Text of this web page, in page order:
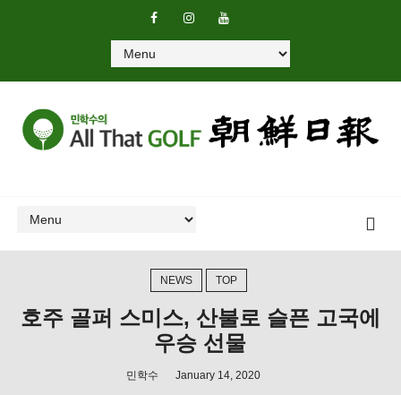
NEWS TOP
호주 골퍼 스미스, 산불로 슬픈 고국에
우승 선물
민학수 January 14, 2020